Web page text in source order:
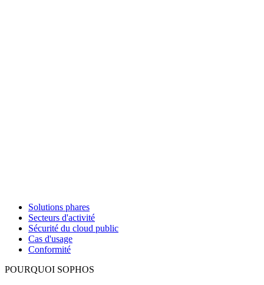
Solutions phares
Secteurs d'activité
Sécurité du cloud public
Cas d'usage
Conformité
POURQUOI SOPHOS